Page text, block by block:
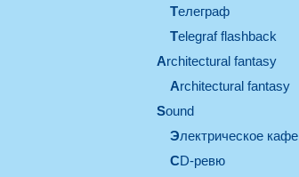
телеграф
Telegraf flashback
architectural fantasy
architectural fantasy
sound
электрическое кафе
CD-ревю